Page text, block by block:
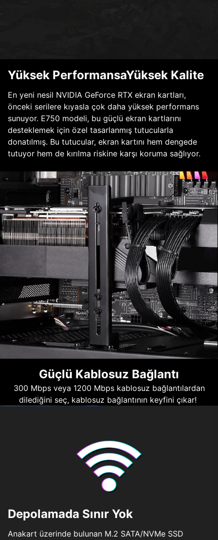
Yüksek PerformansaYüksek Kalite
En yeni nesil NVIDIA GeForce RTX ekran kartları,
önceki serilere kıyasla çok daha yüksek performans
sunuyor. E750 modeli, bu güçlü ekran kartlarını
desteklemek için özel tasarlanmış tutucularla
donatılmış. Bu tutucular, ekran kartını hem dengede
tutuyor hem de kırılma riskine karşı koruma sağlıyor.
Güçlü Kablosuz Bağlantı
300 Mbps veya 1200 Mbps kablosuz bağlantılardan
dilediğini seç, kablosuz bağlantının keyfini çıkar!
Depolamada Sınır Yok
Anakart üzerinde bulunan M.2 SATA/NVMe SSD